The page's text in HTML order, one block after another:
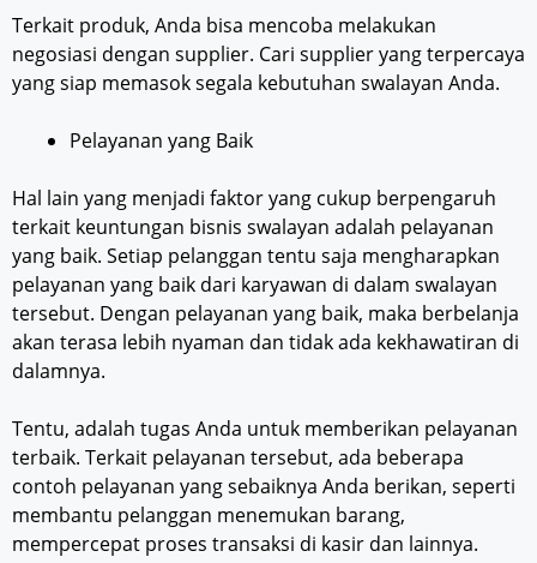
Terkait produk, Anda bisa mencoba melakukan
negosiasi dengan supplier. Cari supplier yang terpercaya
yang siap memasok segala kebutuhan swalayan Anda.
Pelayanan yang Baik
Hal lain yang menjadi faktor yang cukup berpengaruh
terkait keuntungan bisnis swalayan adalah pelayanan
yang baik. Setiap pelanggan tentu saja mengharapkan
pelayanan yang baik dari karyawan di dalam swalayan
tersebut. Dengan pelayanan yang baik, maka berbelanja
akan terasa lebih nyaman dan tidak ada kekhawatiran di
dalamnya.
Tentu, adalah tugas Anda untuk memberikan pelayanan
terbaik. Terkait pelayanan tersebut, ada beberapa
contoh pelayanan yang sebaiknya Anda berikan, seperti
membantu pelanggan menemukan barang,
mempercepat proses transaksi di kasir dan lainnya.